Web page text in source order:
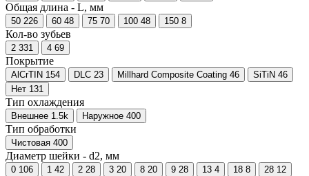
Общая длина - L, мм
50 226 60 48 75 70 100 48 150 8
Кол-во зубьев
2 331 4 69
Покрытие
AlCrTIN 154 DLC 23 Millhard Composite Coating 46 SiTiN 46
Нет 131
Тип охлаждения
Внешнее 1.5k Наружное 400
Тип обработки
Чистовая 400
Диаметр шейки - d2, мм
0 106 1 42 2 28 3 20 8 20 9 28 13 4 18 8 28 12